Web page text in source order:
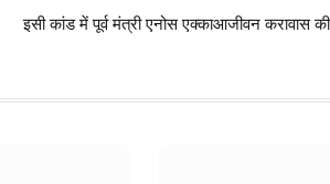
इसी कांड में पूर्व मंत्री एनोस एक्काआजीवन करावास